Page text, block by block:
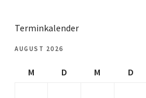
Terminkalender
AUGUST 2026
M D M D